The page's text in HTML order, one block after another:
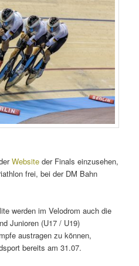
Websiteder Finals einzusehen,
frei, bei der DM Bahn
werden im Velodrom auch die
Junioren (U17 / U19)
austragen zu können,
bereits am 31.07.